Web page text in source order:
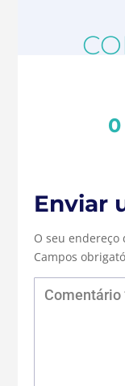
Enviar
O seu
Campos